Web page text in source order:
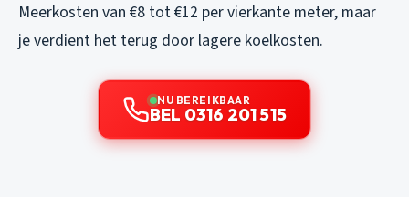
Meerkosten van €8 tot €12 per vierkante meter, maar
je verdient het terug door lagere koelkosten.
NU BEREIKBAAR
BEL 0316 201 515